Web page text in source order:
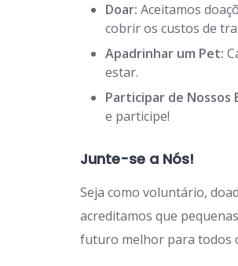
Doar: Aceitamos
cobrir os custos de
Apadrinhar um Pet:
estar.
Participar de Nossos
e participe!
Junte-se a Nós!
Seja como voluntário,
acreditamos que
futuro melhor para todos